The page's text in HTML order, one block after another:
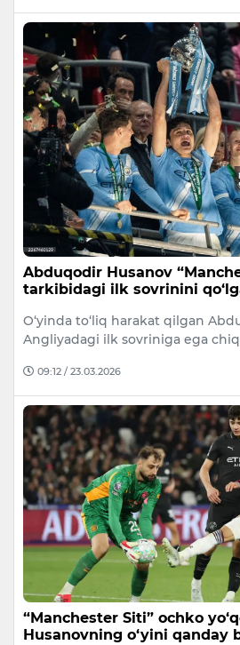
Abduqodir Husanov
tarkibidagi ilk sovrinini
O‘yinda to‘liq harakat qilgan
Angliyadagi ilk sovriniga ega
09:12 / 23.03.2026
“Manchester Siti” ochko
Husanovning o‘yini qanday